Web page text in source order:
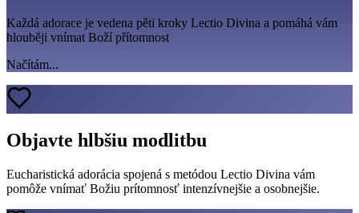
Každá adorace je vedena pěti kroky Lectio Divina a pomáhá vám
hlouběji vnímat Boží přítomnost
Načítám...
Objavte hlbšiu modlitbu
Eucharistická adorácia spojená s metódou Lectio Divina vám
pomôže vnímať Božiu prítomnosť intenzívnejšie a osobnejšie.